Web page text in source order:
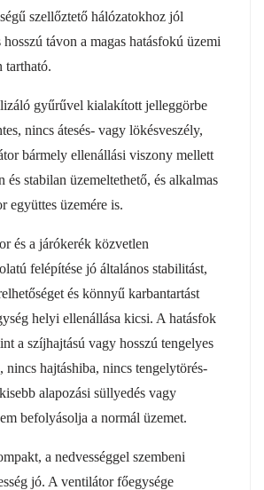
szellőztető hálózatokhoz jól
hosszú távon a magas hatásfokú üzemi
tartható.
gyűrűvel kialakított jelleggörbe
nincs átesés- vagy lökésveszély,
bármely ellenállási viszony mellett
és stabilan üzemeltethető, és alkalmas
együttes üzemére is.
és a járókerék közvetlen
felépítése jó általános stabilitást,
és könnyű karbantartást
helyi ellenállása kicsi. A hatásfok
a szíjhajtású vagy hosszú tengelyes
nincs hajtáshiba, nincs tengelytörés-
alapozási süllyedés vagy
befolyásolja a normál üzemet.
a nedvességgel szembeni
jó. A ventilátor főegysége